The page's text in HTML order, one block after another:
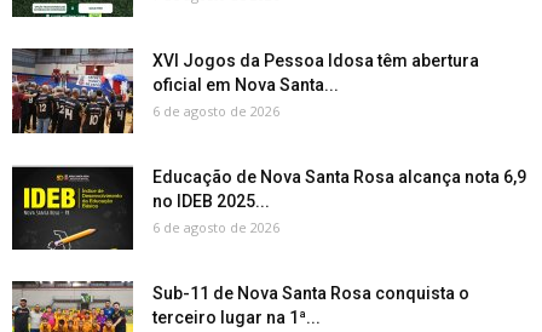
XVI Jogos da Pessoa Idosa têm abertura
oficial em Nova Santa...
6 de agosto de 2026
Educação de Nova Santa Rosa alcança nota 6,9
no IDEB 2025...
6 de agosto de 2026
Sub-11 de Nova Santa Rosa conquista o
terceiro lugar na 1ª...